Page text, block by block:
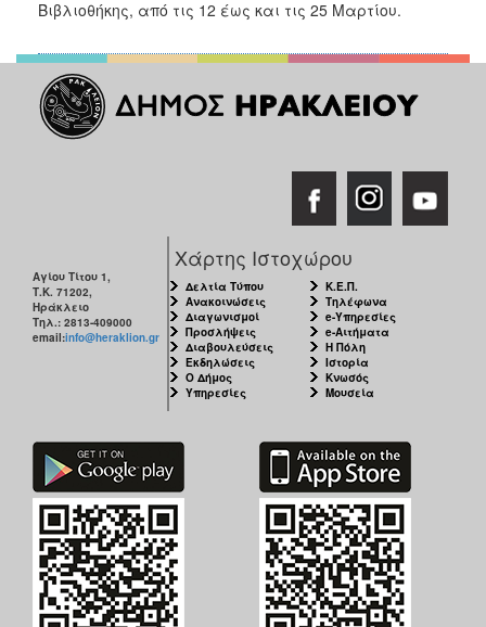
ΔΗΜΟΤΗΣ
ΕΠΙΣΚΕΠΤΗΣ
Βιβλιοθήκης, από τις 12 έως και τις 25 Μαρτίου.
Αγίου Τίτου 1,
Τ.Κ. 71202,
Ηράκλειο
Τηλ.: 2813-409000
email:info@heraklion.gr
Χάρτης Ιστοχώρου
Δελτία Τύπου
Ανακοινώσεις
Διαγωνισμοί
Προσλήψεις
Διαβουλεύσεις
Εκδηλώσεις
Ο Δήμος
Υπηρεσίες
Κ.Ε.Π.
Τηλέφωνα
e-Υπηρεσίες
e-Αιτήματα
Η Πόλη
Ιστορία
Κνωσός
Μουσεία